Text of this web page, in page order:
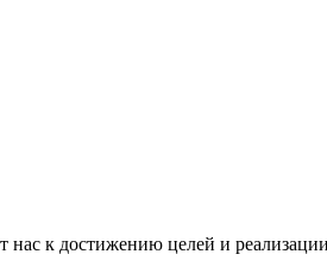
к достижению целей и